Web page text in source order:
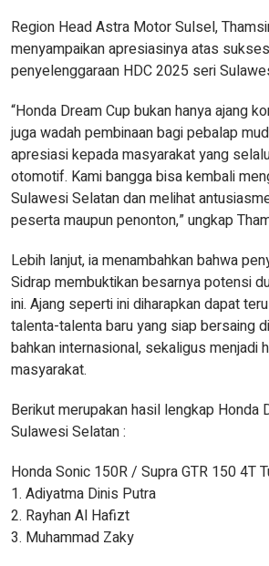
Region Head Astra Motor Sulsel,
menyampaikan apresiasinya atas
penyelenggaraan HDC 2025 seri
“Honda Dream Cup bukan hanya ajang
juga wadah pembinaan bagi pebalap
apresiasi kepada masyarakat yang
otomotif. Kami bangga bisa kembali
Sulawesi Selatan dan melihat
peserta maupun penonton,” ungkap
Lebih lanjut, ia menambahkan bahwa
Sidrap membuktikan besarnya potensi
ini. Ajang seperti ini diharapkan dapat
talenta-talenta baru yang siap bersaing
bahkan internasional, sekaligus menjadi
masyarakat.
Berikut merupakan hasil lengkap Honda
Sulawesi Selatan :
Honda Sonic 150R / Supra GTR 150 4T
1. Adiyatma Dinis Putra
2. Rayhan Al Hafizt
3. Muhammad Zaky